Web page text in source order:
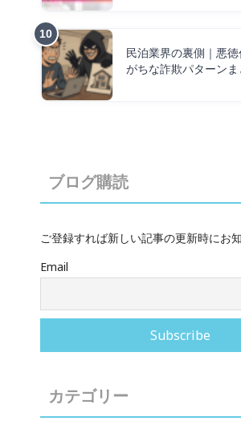
民泊業界の裏側｜悪
がちな詐欺パターンま
ブログ購読
ご登録すれば新しい記事の更新時にお
Email
カテゴリー